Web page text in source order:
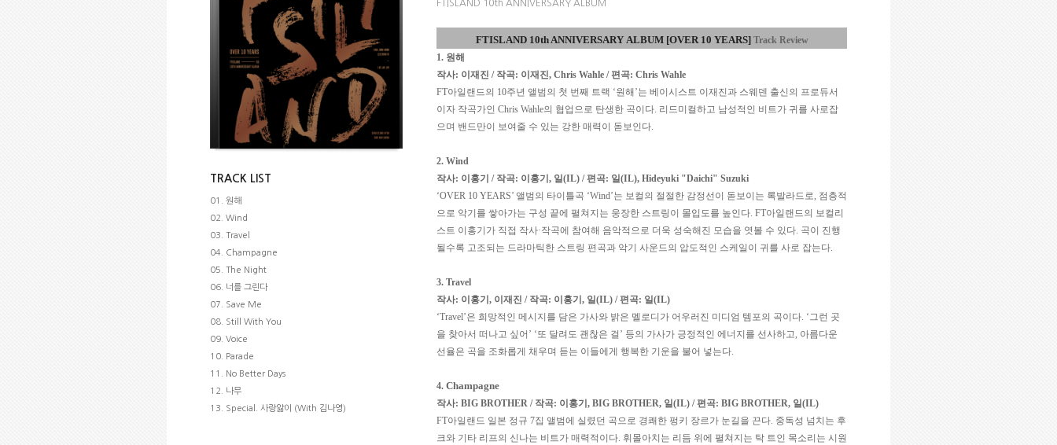
TRACK LIST
01. 원해
02. Wind
03. Travel
04. Champagne
05. The Night
06. 너를 그린다
07. Save Me
08. Still With You
09. Voice
10. Parade
11. No Better Days
12. 나무
13. Special. 사랑앓이 (With 김나영)
FTISLAND 10th ANNIVERSARY ALBUM
FTISLAND 10th ANNIVERSARY ALBUM [OVER 10 YEARS] Track Review
1. 원해
작사: 이재진 / 작곡: 이재진, Chris Wahle /편곡: Chris Wahle
FT아일랜드의 10주년 앨범의 첫 번째 트랙 ‘원해 ’는 베이시스트 이재진과 스웨덴 출신의 프로듀서
이자 작곡가인 Chris Wahle의 협업으로 탄생한 곡이다. 리드미컬하고 남성적인 비트가 귀를 사로잡
으며 밴드만이 보여줄 수 있는 강한 매력이 돋보인다.
2. Wind
작사: 이홍기 / 작곡: 이홍기 , 일(IL) /편곡: 일(IL), Hideyuki "Daichi" Suzuki
‘OVER 10 YEARS’ 앨범의 타이틀곡 ‘Wind’는 보컬의 절절한 감정선이 돋보이는 록발라드로, 점층적
으로 악기를 쌓아가는 구성 끝에 펼쳐지는 웅장한 스트링이 몰입도를 높인다. FT아일랜드의 보컬리
스트 이홍기가 직접 작사·작곡에 참여해 음악적으로 더욱 성숙해진 모습을 엿볼 수 있다. 곡이 진행
될수록 고조되는 드라마틱한 스트링 편곡과 악기 사운드의 압도적인 스케일이 귀를 사로 잡는다.
3. Travel
작사: 이홍기 , 이재진 / 작곡: 이홍기 , 일(IL) /편곡: 일(IL)
‘Travel’은 희망적인 메시지를 담은 가사와 밝은 멜로디가 어우러진 미디엄 템포의 곡이다. ‘그런 곳
을 찾아서 떠나고 싶어 ’ ‘또 달려도 괜찮은 걸 ’ 등의 가사가 긍정적인 에너지를 선사하고, 아름다운
선율은 곡을 조화롭게 채우며 듣는 이들에게 행복한 기운을 불어 넣는다.
4. Champagne
작사: BIG BROTHER / 작곡: 이홍기 , BIG BROTHER, 일(IL) /편곡: BIG BROTHER, 일(IL)
FT아일랜드 일본 정규 7집 앨범에 실렸던 곡으로 경쾌한 펑키 장르가 눈길을 끈다. 중독성 넘치는 후
크와 기타 리프의 신나는 비트가 매력적이다. 휘몰아치는 리듬 위에 펼쳐지는 탁 트인 목소리는 시원